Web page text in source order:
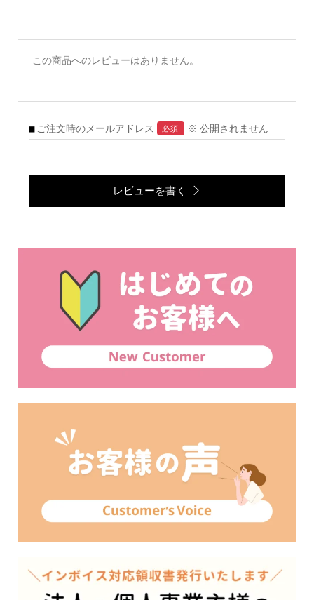
この商品へのレビューはありません。
ご注文時のメールアドレス 必須 ※ 公開されません
レビューを書く